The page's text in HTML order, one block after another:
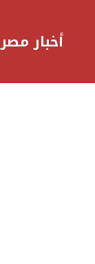
أخبار مصر